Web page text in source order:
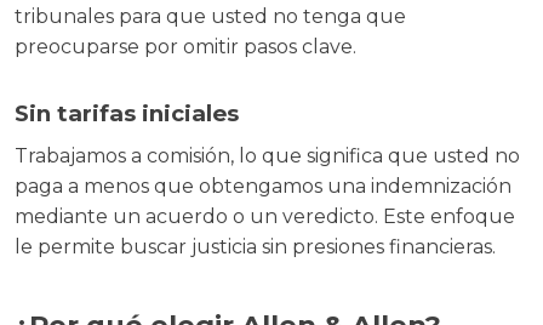
tribunales para que usted no tenga que
preocuparse por omitir pasos clave.
Sin tarifas iniciales
Trabajamos a comisión, lo que significa que usted no
paga a menos que obtengamos una indemnización
mediante un acuerdo o un veredicto. Este enfoque
le permite buscar justicia sin presiones financieras.